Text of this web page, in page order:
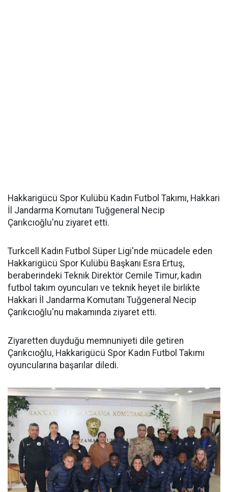
Hakkarigücü Spor Kulübü Kadın Futbol Takımı, Hakkari
İl Jandarma Komutanı Tuğgeneral Necip
Çarıkcıoğlu'nu ziyaret etti.
Turkcell Kadın Futbol Süper Ligi'nde mücadele eden
Hakkarigücü Spor Kulübü Başkanı Esra Ertuş,
beraberindeki Teknik Direktör Cemile Timur, kadın
futbol takım oyuncuları ve teknik heyet ile birlikte
Hakkari İl Jandarma Komutanı Tuğgeneral Necip
Çarıkcıoğlu'nu makamında ziyaret etti.
Ziyaretten duyduğu memnuniyeti dile getiren
Çarıkcıoğlu, Hakkarigücü Spor Kadın Futbol Takımı
oyuncularına başarılar diledi.